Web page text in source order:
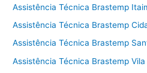
Assistência Técnica Brastemp
Assistência Técnica Brastemp
Assistência Técnica Brastemp
Assistência Técnica Brastemp